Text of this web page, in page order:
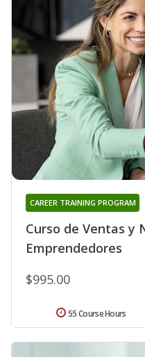
Curso de Ventas y
Emprendedores
CAREER TRAINING PROGRAM
$995.00
55 Course Hours